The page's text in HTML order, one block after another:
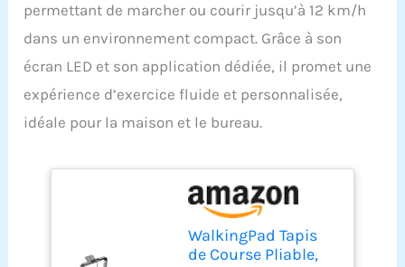
permettant de marcher ou courir jusqu’à 12 km/h
dans un environnement compact. Grâce à son
écran LED et son application dédiée, il promet une
expérience d’exercice fluide et personnalisée,
idéale pour la maison et le bureau.
WalkingPad Tapis
de Course Pliable,